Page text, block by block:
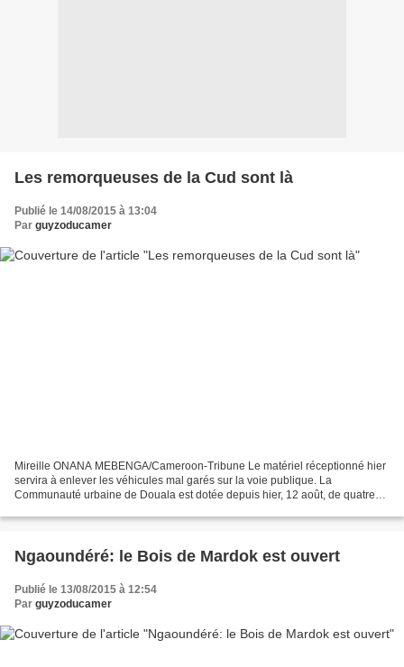
Les remorqueuses de la Cud sont là
Publié le 14/08/2015 à 13:04
Par guyzoducamer
Mireille ONANA MEBENGA/Cameroon-Tribune Le matériel réceptionné hier
servira à enlever les véhicules mal garés sur la voie publique. La
Communauté urbaine de Douala est dotée depuis hier, 12 août, de quatre
Ngaoundéré: le Bois de Mardok est ouvert
Publié le 13/08/2015 à 12:54
Par guyzoducamer